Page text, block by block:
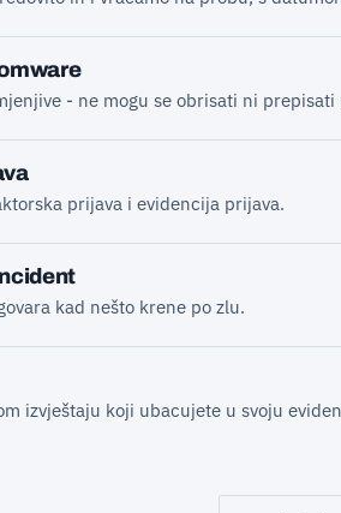
- ne mogu se obrisati ni
prijava i evidencija prijava.
kad nešto krene po zlu.
izvještaju koji ubacujete u svoju